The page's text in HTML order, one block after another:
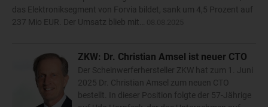
das Elektroniksegment von Forvia bildet, sank um 4,5 Prozent auf
237 Mio EUR. Der Umsatz blieb mit…
ZKW: Dr. Christian Amsel ist neuer CTO
Der Scheinwerferhersteller ZKW hat zum 1. Juni
2025 Dr. Christian Amsel zum neuen CTO
bestellt. In dieser Position folgte der 57-Jährige